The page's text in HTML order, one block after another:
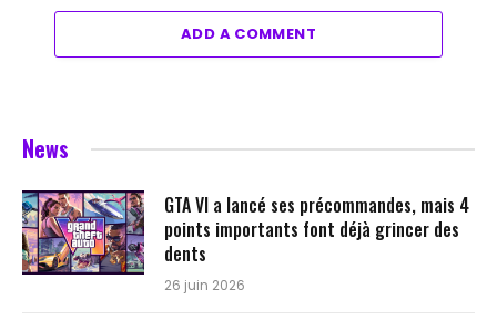
ADD A COMMENT
News
GTA VI a lancé ses précommandes, mais 4
points importants font déjà grincer des
dents
26 juin 2026